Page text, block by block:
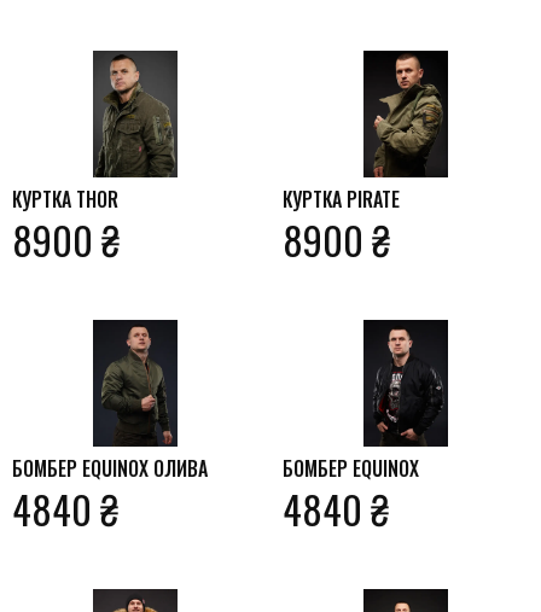
КУРТКА THOR
8900 ₴
КУРТКА PIRATE
8900 ₴
БОМБЕР EQUINOX ОЛИВА
4840 ₴
БОМБЕР EQUINOX
4840 ₴